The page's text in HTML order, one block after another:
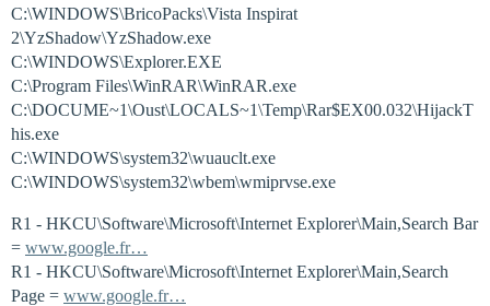
C:\WINDOWS\BricoPacks\Vista Inspirat
2\YzShadow\YzShadow.exe
C:\WINDOWS\Explorer.EXE
C:\Program Files\WinRAR\WinRAR.exe
C:\DOCUME~1\Oust\LOCALS~1\Temp\Rar$EX00.032\HijackT
his.exe
C:\WINDOWS\system32\wuauclt.exe
C:\WINDOWS\system32\wbem\wmiprvse.exe
R1 - HKCU\Software\Microsoft\Internet Explorer\Main,Search Bar
= www.google.fr…
R1 - HKCU\Software\Microsoft\Internet Explorer\Main,Search
Page = www.google.fr…